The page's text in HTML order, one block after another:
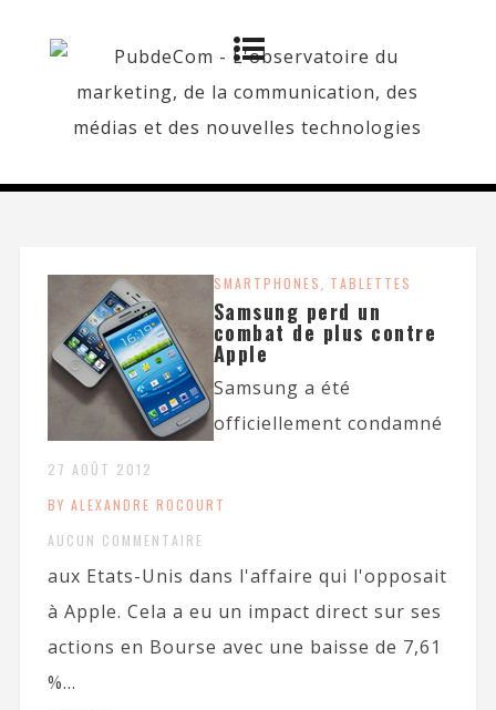
SMARTPHONES, TABLETTES
Samsung perd un
combat de plus contre
Apple
27 AOÛT 2012
BY ALEXANDRE ROCOURT
AUCUN COMMENTAIRE
Samsung a été
officiellement condamné
aux Etats-Unis dans l'affaire qui l'opposait
à Apple. Cela a eu un impact direct sur ses
actions en Bourse avec une baisse de 7,61
%...